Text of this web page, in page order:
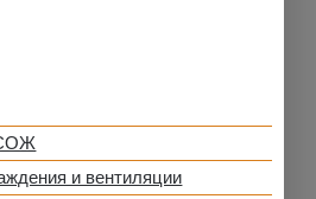
и вентиляции